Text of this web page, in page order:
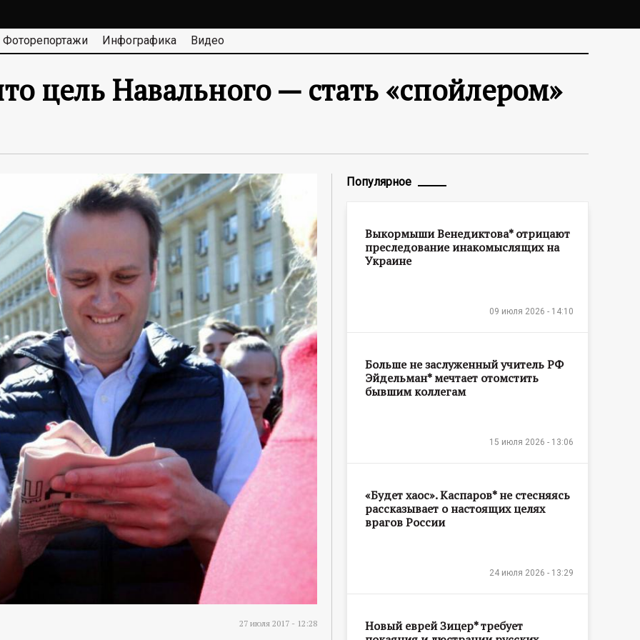
Фоторепортажи Инфографика Видео
цель Навального — стать «спойлером»
27 июля 2017 - 12:28
Популярное
Выкормыши Венедиктова* отрицают
преследование инакомыслящих на
Украине
09 июля 2026 - 14:10
Больше не заслуженный учитель РФ
Эйдельман* мечтает отомстить
бывшим коллегам
15 июля 2026 - 13:06
«Будет хаос». Каспаров* не стесняясь
рассказывает о настоящих целях
врагов России
24 июля 2026 - 13:29
Новый еврей Зицер* требует